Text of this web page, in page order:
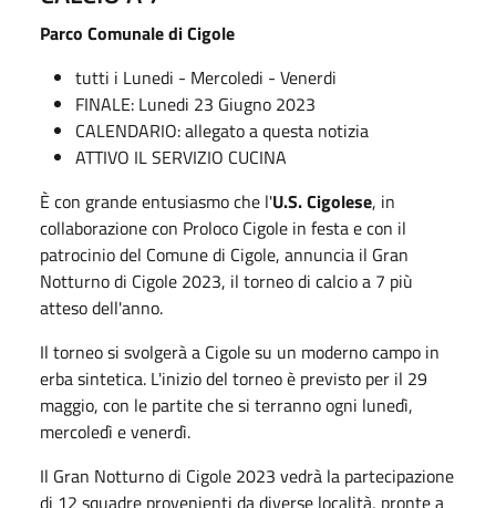
Parco Comunale di Cigole
tutti i Lunedi - Mercoledi - Venerdi
FINALE: Lunedi 23 Giugno 2023
CALENDARIO: allegato a questa notizia
ATTIVO IL SERVIZIO CUCINA
È con grande entusiasmo che l'U.S. Cigolese, in
collaborazione con Proloco Cigole in festa e con il
patrocinio del Comune di Cigole, annuncia il Gran
Notturno di Cigole 2023, il torneo di calcio a 7 più
atteso dell'anno.
Il torneo si svolgerà a Cigole su un moderno campo in
erba sintetica. L'inizio del torneo è previsto per il 29
maggio, con le partite che si terranno ogni lunedì,
mercoledì e venerdì.
Il Gran Notturno di Cigole 2023 vedrà la partecipazione
di 12 squadre provenienti da diverse località, pronte a